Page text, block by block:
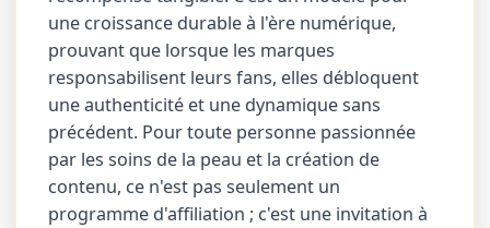
une croissance durable à l'ère numérique,
prouvant que lorsque les marques
responsabilisent leurs fans, elles débloquent
une authenticité et une dynamique sans
précédent. Pour toute personne passionnée
par les soins de la peau et la création de
contenu, ce n'est pas seulement un
programme d'affiliation ; c'est une invitation à